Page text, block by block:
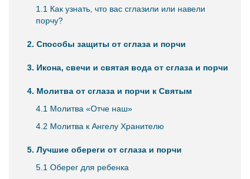
1.1 Как узнать, что вас сглазили или навели
порчу?
2. Способы защиты от сглаза и порчи
3. Икона, свечи и святая вода от сглаза и порчи
4. Молитва от сглаза и порчи к Святым
4.1 Молитва «Отче наш»
4.2 Молитва к Ангелу Хранителю
5. Лучшие обереги от сглаза и порчи
5.1 Оберег для ребенка